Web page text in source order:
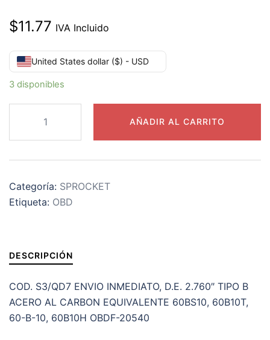
$11.77 IVA Incluido
United States dollar ($) - USD
3 disponibles
CATARINA
PASO
60
10
DIENTES
AÑADIR AL CARRITO
Categoría: SPROCKET
Etiqueta: OBD
DESCRIPCIÓN
COD. S3/QD7 ENVIO INMEDIATO, D.E. 2.760″ TIPO B
ACERO AL CARBON EQUIVALENTE 60BS10, 60B10T,
60-B-10, 60B10H OBDF-20540